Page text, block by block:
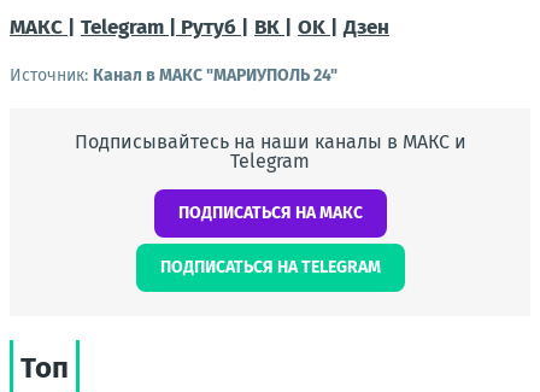
МАКС |
Telegram | Рутуб | ВК | OK | Дзен
Источник: Канал в МАКС "МАРИУПОЛЬ 24"
Подписывайтесь на наши каналы в МАКС и
Telegram
ПОДПИСАТЬСЯ НА МАКС
ПОДПИСАТЬСЯ НА TELEGRAM
Топ